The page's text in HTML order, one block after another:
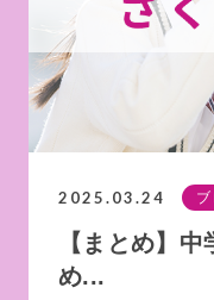
2025.03.24
【まとめ】
め...